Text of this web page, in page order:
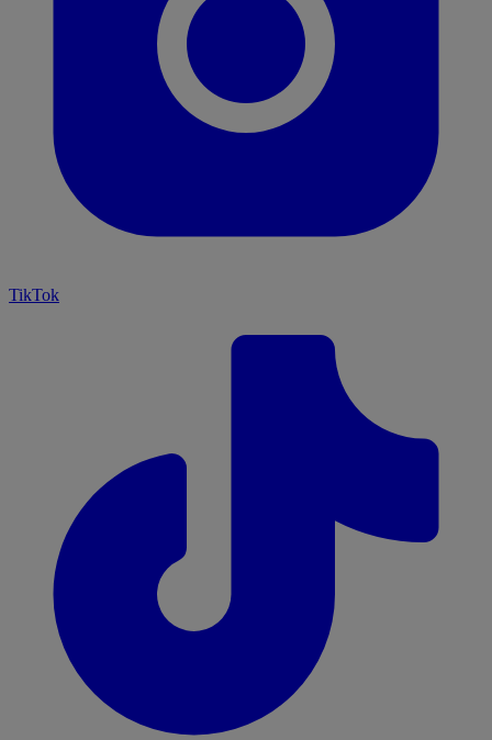
TikTok